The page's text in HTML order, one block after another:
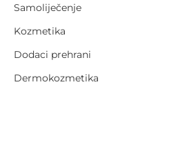
Samoliječenje
Kozmetika
Dodaci prehrani
Dermokozmetika